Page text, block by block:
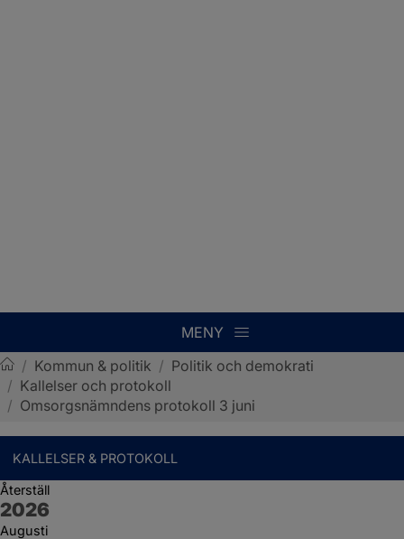
MENY
Sotenäs kommun
/ Kommun & politik / Politik och demokrati
/ Kallelser och protokoll
/ Omsorgsnämndens protokoll 3 juni
KALLELSER & PROTOKOLL
Återställ
År:
2026
Augusti